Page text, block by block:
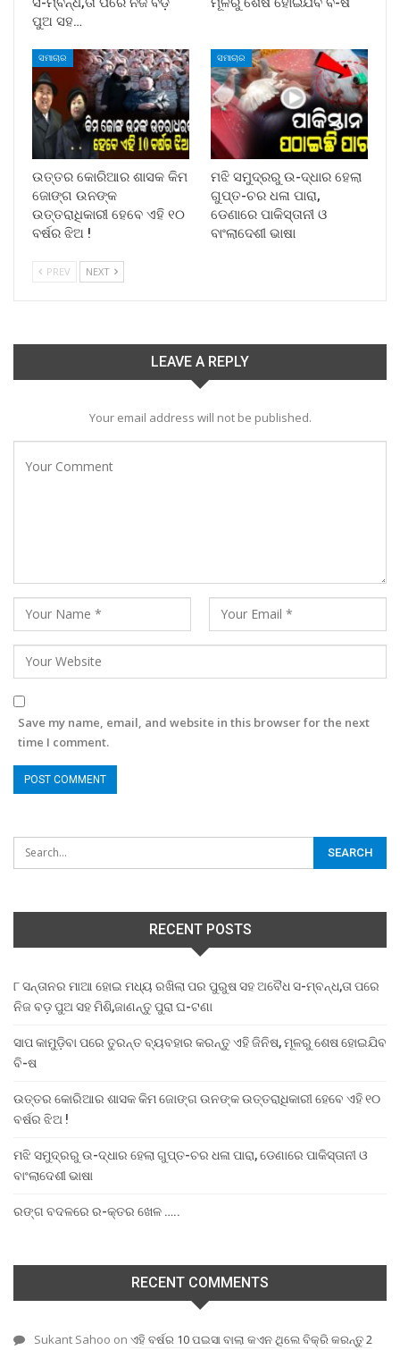
ପୁଅ ସହ…
ସମାଚାର
ଉତ୍ତର କୋରିଆର ଶାସକ କିମ
ଜୋଙ୍ଗ ଉନଙ୍କ
ଉତ୍ତରାଧିକାରୀ ହେବେ ଏହି ୧୦
ବର୍ଷର ଝିଅ !
ସମାଚାର
ମଝି ସମୁଦ୍ରରୁ ଉ-ଦ୍ଧାର ହେଲା
ଗୁପ୍ତ-ଚର ଧଳା ପାରା,
ଡେଣାରେ ପାକିସ୍ତାନୀ ଓ
ବାଂଲାଦେଶୀ ଭାଷା
PREV NEXT
LEAVE A REPLY
Your email address will not be published.
Save my name, email, and website in this browser for the next
time I comment.
RECENT POSTS
୮ ସନ୍ତାନର ମାଆ ହୋଇ ମଧ୍ୟ ରଖିଲା ପର ପୁରୁଷ ସହ ଅବୈଧ ସ-ମ୍ବନ୍ଧ,ତା ପରେ
ନିଜ ବଡ଼ ପୁଅ ସହ ମିଶି,ଜାଣନ୍ତୁ ପୁରା ଘ-ଟଣା
ସାପ କାମୁଡ଼ିବା ପରେ ତୁରନ୍ତ ବ୍ୟବହାର କରନ୍ତୁ ଏହି ଜିନିଷ, ମୂଳରୁ ଶେଷ ହୋଇଯିବ
ବି-ଷ
ଉତ୍ତର କୋରିଆର ଶାସକ କିମ ଜୋଙ୍ଗ ଉନଙ୍କ ଉତ୍ତରାଧିକାରୀ ହେବେ ଏହି ୧୦
ବର୍ଷର ଝିଅ !
ମଝି ସମୁଦ୍ରରୁ ଉ-ଦ୍ଧାର ହେଲା ଗୁପ୍ତ-ଚର ଧଳା ପାରା, ଡେଣାରେ ପାକିସ୍ତାନୀ ଓ
ବାଂଲାଦେଶୀ ଭାଷା
ରଙ୍ଗ ବଦଳରେ ର-କ୍ତର ଖେଳ …..
RECENT COMMENTS
Sukant Sahoo on ଏହି ବର୍ଷର 10 ପଇସା ବାଲା କଏନ ଥିଲେ ବିକ୍ରି କରନ୍ତୁ 2